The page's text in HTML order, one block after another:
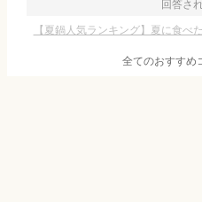
回答さ
【夏鍋人気ランキング】夏に食べ
全てのおすすめ